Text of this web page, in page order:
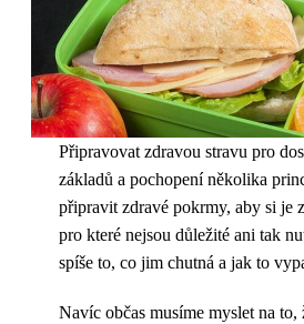
Připravovat zdravou stravu pro
základů a pochopení několika
připravit zdravé pokrmy, aby si je
pro které nejsou důležité ani tak
spíše to, co jim chutná a jak to
Navíc občas musíme myslet na to,